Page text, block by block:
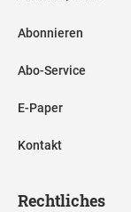
Abonnieren
Abo-Service
E-Paper
Kontakt
Rechtliches